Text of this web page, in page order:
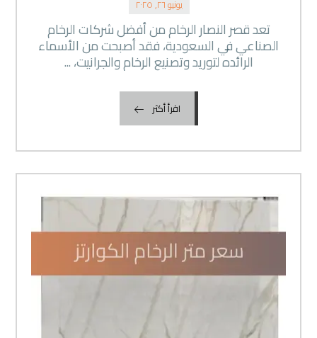
يونيو ٢٦, ٢٠٢٥
تعد قصر النصار الرخام من أفضل شركات الرخام
الصناعي في السعودية، فقد أصبحت من الأسماء
الرائده لتوريد وتصنيع الرخام والجرانيت، ...
اقرأ أكثر